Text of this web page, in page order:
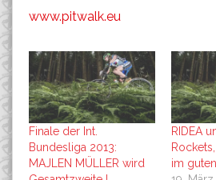
www.pitwalk.eu
Finale der Int.
Bundesliga 2013:
MAJLEN MÜLLER wird
RIDEA
im